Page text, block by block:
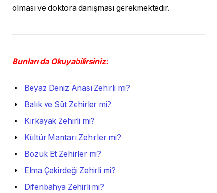
olması ve doktora danışması gerekmektedir.
Bunları da Okuyabilirsiniz:
Beyaz Deniz Anası Zehirli mi?
Balık ve Süt Zehirler mi?
Kırkayak Zehirli mi?
Kültür Mantarı Zehirler mi?
Bozuk Et Zehirler mi?
Elma Çekirdeği Zehirli mi?
Difenbahya Zehirli mi?